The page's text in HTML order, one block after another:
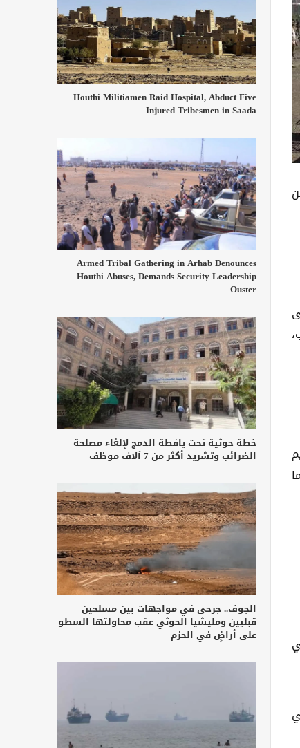
Houthi Militiamen Raid Hospital, Abduct Five
Injured Tribesmen in Saada
Armed Tribal Gathering in Arhab Denounces
Houthi Abuses, Demands Security Leadership
Ouster
خطة حوثية تحت يافطة الدمج لإلغاء مصلحة
الضرائب وتشريد أكثر من 7 آلاف موظف
الجوف.. جرحى في مواجهات بين مسلحين
قبليين ومليشيا الحوثي عقب محاولتها السطو
على أراضٍ في الحزم